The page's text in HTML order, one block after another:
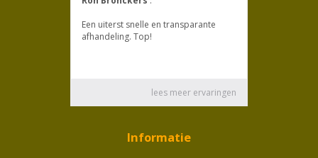
Informatie